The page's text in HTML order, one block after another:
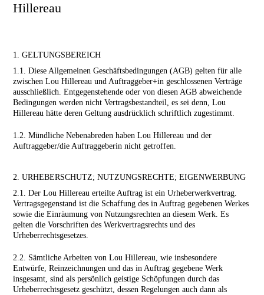
Hillereau
1. GELTUNGSBEREICH
1.1. Diese Allgemeinen Geschäftsbedingungen (AGB) gelten für alle
zwischen Lou Hillereau und Auftraggeber+in geschlossenen Verträge
ausschließlich. Entgegenstehende oder von diesen AGB abweichende
Bedingungen werden nicht Vertragsbestandteil, es sei denn, Lou
Hillereau hätte deren Geltung ausdrücklich schriftlich zugestimmt.
1.2. Mündliche Nebenabreden haben Lou Hillereau und der
Auftraggeber/die Auftraggeberin nicht getroffen.
2. URHEBERSCHUTZ; NUTZUNGSRECHTE; EIGENWERBUNG
2.1. Der Lou Hillereau erteilte Auftrag ist ein Urheberwerkvertrag.
Vertragsgegenstand ist die Schaffung des in Auftrag gegebenen Werkes
sowie die Einräumung von Nutzungsrechten an diesem Werk. Es
gelten die Vorschriften des Werkvertragsrechts und des
Urheberrechtsgesetzes.
2.2. Sämtliche Arbeiten von Lou Hillereau, wie insbesondere
Entwürfe, Reinzeichnungen und das in Auftrag gegebene Werk
insgesamt, sind als persönlich geistige Schöpfungen durch das
Urheberrechtsgesetz geschützt, dessen Regelungen auch dann als